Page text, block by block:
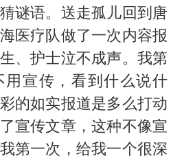
谜语。送走孤儿回到唐
医疗队做了一次内容报
、护士泣不成声。我第
用宣传，看到什么说什
的如实报道是多么打动
宣传文章，这种不像宣
第一次，给我一个很深